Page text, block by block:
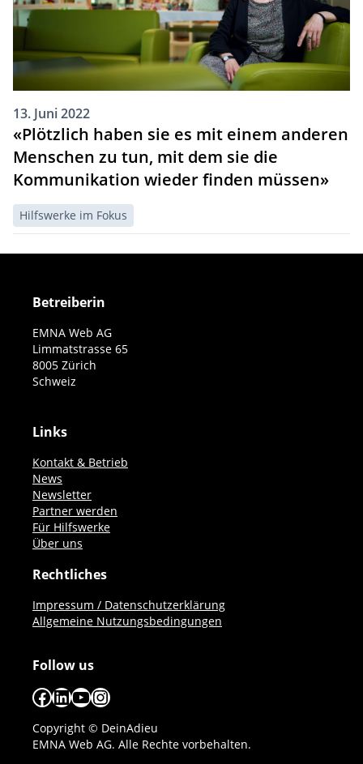
13. Juni 2022
«Plötzlich haben sie es mit einem anderen
Menschen zu tun, mit dem sie die
Kommunikation wieder finden müssen»
Hilfswerke im Fokus
Betreiberin
EMNA Web AG
Limmatstrasse 65
8005 Zürich
Schweiz
Links
Kontakt & Betrieb
News
Newsletter
Partner werden
Für Hilfswerke
Über uns
Rechtliches
Impressum / Datenschutzerklärung
Allgemeine Nutzungsbedingungen
Follow us
Facebook
LinkedIn
YouTube
Instagram
Copyright © DeinAdieu
EMNA Web AG. Alle Rechte vorbehalten.